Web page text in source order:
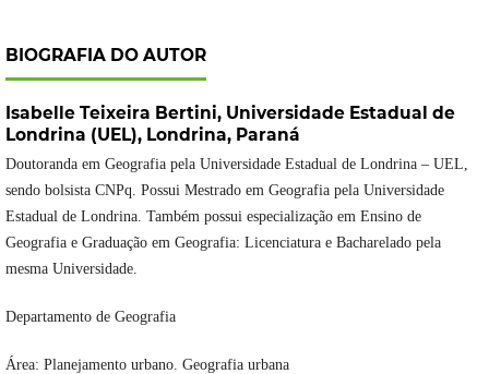
BIOGRAFIA DO AUTOR
Isabelle Teixeira Bertini, Universidade Estadual de
Londrina (UEL), Londrina, Paraná
Doutoranda em Geografia pela Universidade Estadual de Londrina – UEL,
sendo bolsista CNPq. Possui Mestrado em Geografia pela Universidade
Estadual de Londrina. Também possui especialização em Ensino de
Geografia e Graduação em Geografia: Licenciatura e Bacharelado pela
mesma Universidade.
Departamento de Geografia
Área: Planejamento urbano. Geografia urbana